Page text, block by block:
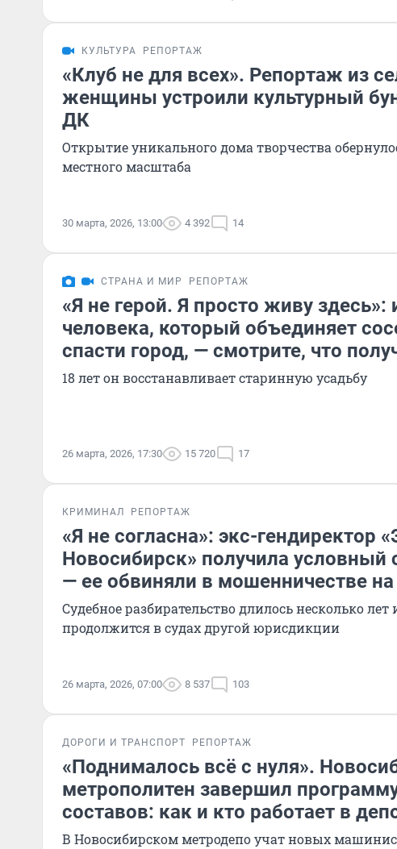
КУЛЬТУРА РЕПОРТАЖ
«Клуб не для всех». Репортаж из
женщины устроили культурный
ДК
Открытие уникального дома творчества
местного масштаба
30 марта, 2026, 13:00 4 392 14
СТРАНА И МИР РЕПОРТАЖ
«Я не герой. Я просто живу здесь»:
человека, который объединяет
спасти город, — смотрите, что
18 лет он восстанавливает старинную усадьбу
26 марта, 2026, 17:30 15 720 17
КРИМИНАЛ РЕПОРТАЖ
«Я не согласна»: экс-гендиректор
Новосибирск» получила условный
— ее обвиняли в мошенничестве
Судебное разбирательство длилось несколько
продолжится в судах другой юрисдикции
26 марта, 2026, 07:00 8 537 103
ДОРОГИ И ТРАНСПОРТ РЕПОРТАЖ
«Поднималось всё с нуля».
метрополитен завершил
составов: как и кто работает в
В Новосибирском метродепо учат новых